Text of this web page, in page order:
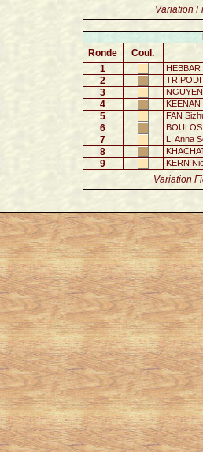
Variation
Ronde
Coul.
1
HEBBAR
2 TRIPODI
3
4 KEENAN
5 FAN
6
7 LI Anna
8
9 KERN
Variation